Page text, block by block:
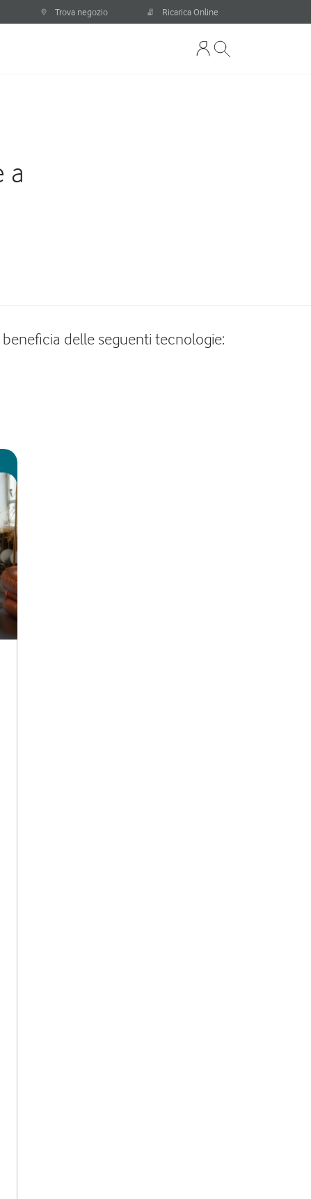
Trova negozio Ricarica Online
a
delle seguenti tecnologie: